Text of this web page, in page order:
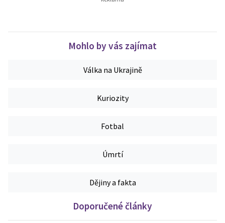
Mohlo by vás zajímat
Válka na Ukrajině
Kuriozity
Fotbal
Úmrtí
Dějiny a fakta
Doporučené články